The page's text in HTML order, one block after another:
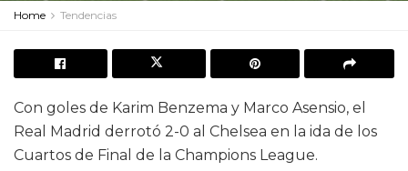
Home Tendencias
Con goles de Karim Benzema y Marco Asensio, el
Real Madrid derrotó 2-0 al Chelsea en la ida de los
Cuartos de Final de la Champions League.